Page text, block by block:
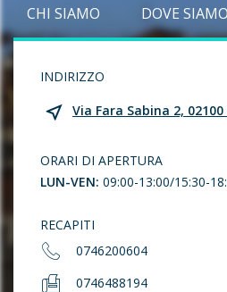
CHI SIAMO DOVE SIAMO
INDIRIZZO
Via Fara Sabina 2, 02100
ORARI DI APERTURA
LUN-VEN: 09:00-13:00/15:30-
RECAPITI
0746200604
0746488194